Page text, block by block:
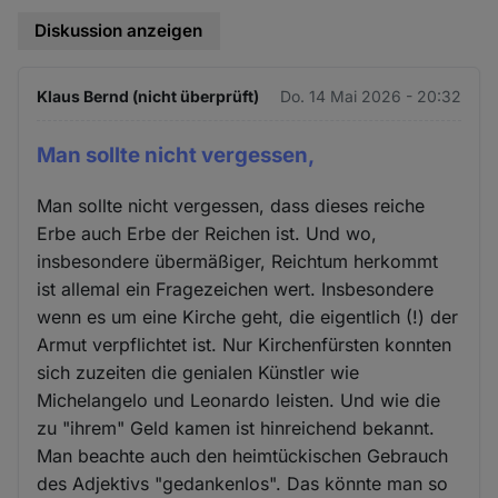
Diskussion anzeigen
Klaus Bernd (nicht überprüft) Do. 14 Mai 2026 - 20:32
Man sollte nicht vergessen,
Man sollte nicht vergessen, dass dieses reiche
Erbe auch Erbe der Reichen ist. Und wo,
insbesondere übermäßiger, Reichtum herkommt
ist allemal ein Fragezeichen wert. Insbesondere
wenn es um eine Kirche geht, die eigentlich (!) der
Armut verpflichtet ist. Nur Kirchenfürsten konnten
sich zuzeiten die genialen Künstler wie
Michelangelo und Leonardo leisten. Und wie die
zu "ihrem" Geld kamen ist hinreichend bekannt.
Man beachte auch den heimtückischen Gebrauch
des Adjektivs "gedankenlos". Das könnte man so